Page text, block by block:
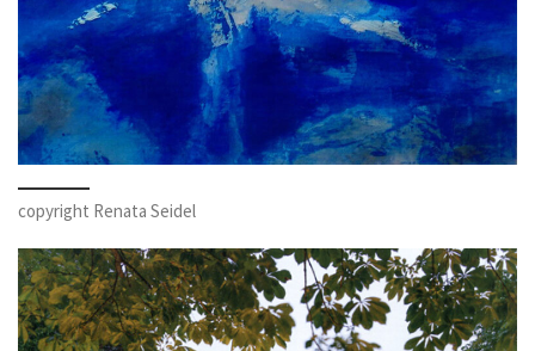
copyright Renata Seidel